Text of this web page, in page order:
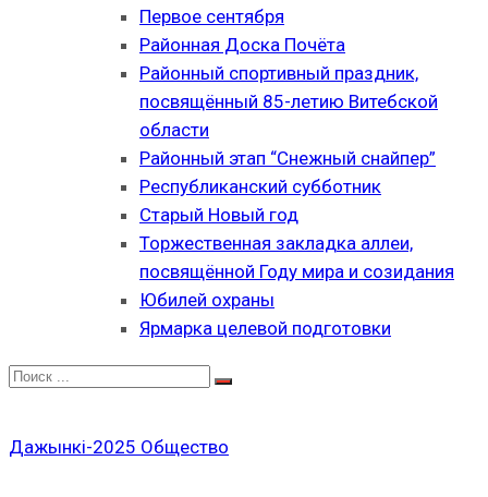
Первое сентября
Районная Доска Почёта
Районный спортивный праздник,
посвящённый 85-летию Витебской
области
Районный этап “Снежный снайпер”
Республиканский субботник
Старый Новый год
Торжественная закладка аллеи,
посвящённой Году мира и созидания
Юбилей охраны
Ярмарка целевой подготовки
Дажынкі-2025 Общество